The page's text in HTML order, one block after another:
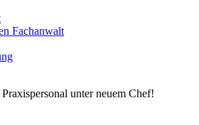
Fachanwalt
unter neuem Chef!